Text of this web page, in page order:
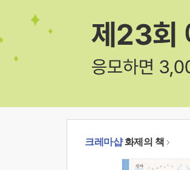
크레마샵화제의 책